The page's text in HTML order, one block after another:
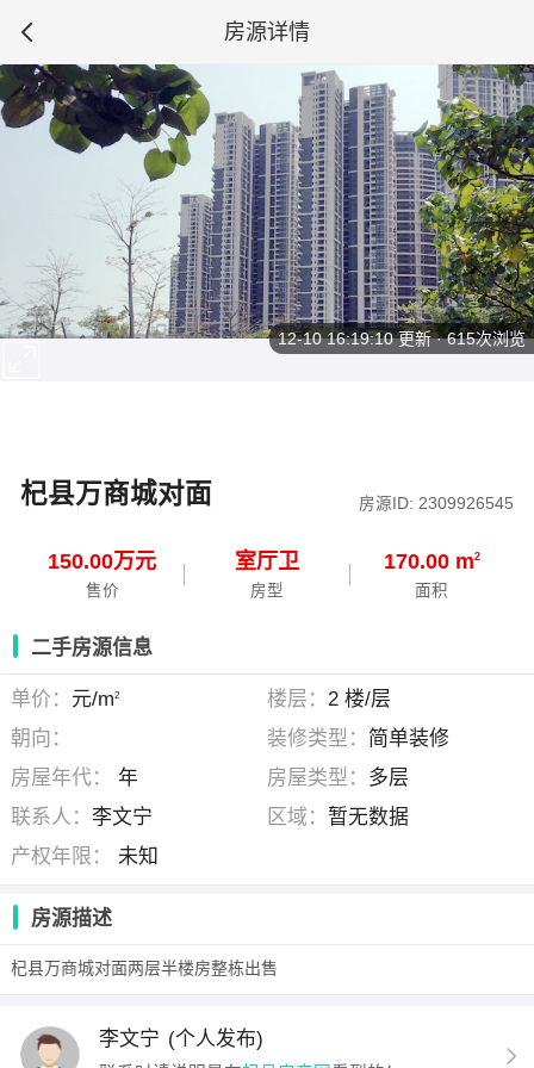
房源详情
杞县万商城对面 房源ID: 2309926545
150.00万元
售价
室厅卫
房型
170.00 m2
面积
12-10 16:19:10更新 · 615次浏览
二手房源信息
单价： 元/m2 楼层： 2 楼/层
朝向：
装修类型： 简单装修
房屋年代：
年 房屋类型： 多层
联系人：李文宁 区域： 暂无数据
产权年限：
未知
房源描述
杞县万商城对面两层半楼房整栋出售
李文宁 (个人发布)